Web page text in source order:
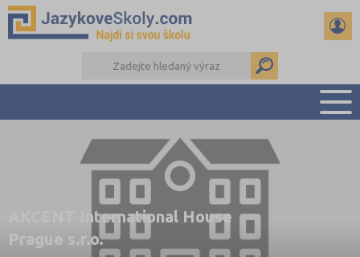
PŘEHLED ŠKOL
PŘÍPRAVA NA ZKOUŠKY A K MATURITĚ
RADY A ČLÁNKY
KONTAKTY
DALŠÍ DRUHY ŠKOL
AKCENT International House
Prague s.r.o.